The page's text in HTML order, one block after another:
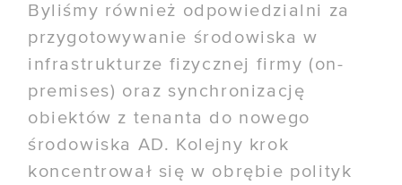
Byliśmy również odpowiedzialni za
przygotowywanie środowiska w
infrastrukturze fizycznej firmy (on-
premises) oraz synchronizację
obiektów z tenanta do nowego
środowiska AD. Kolejny krok
koncentrował się w obrębie polityk